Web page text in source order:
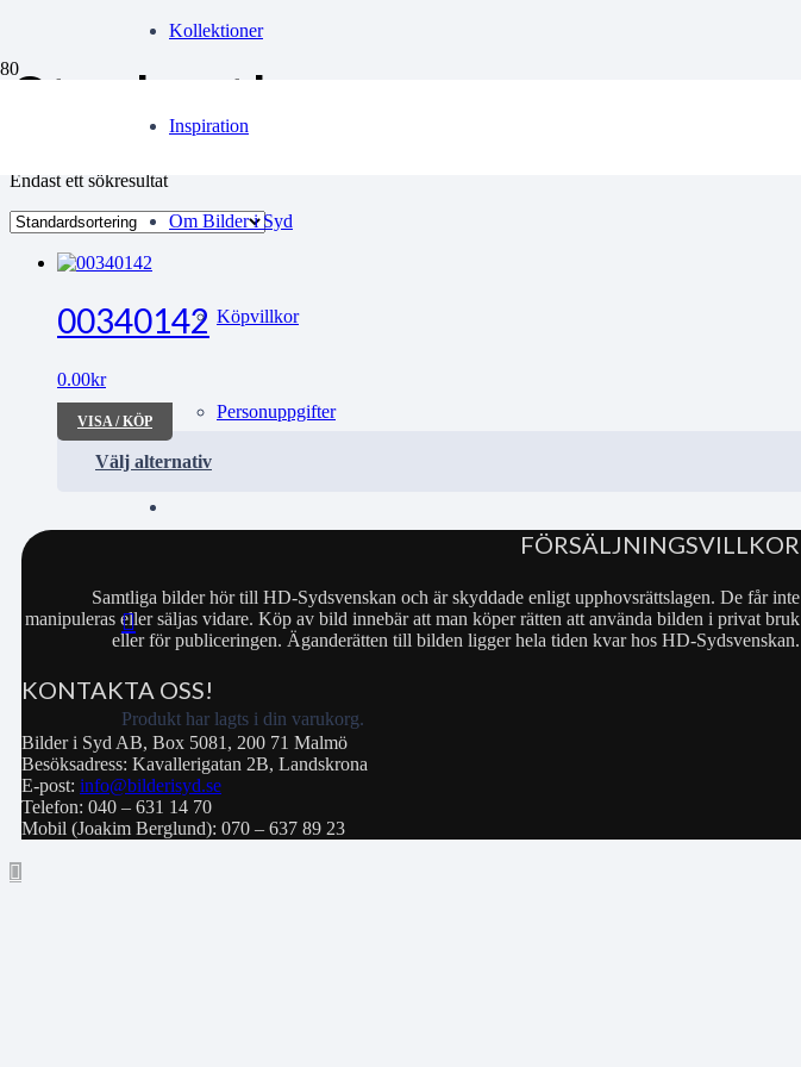
Kollektioner
Inspiration
Om Bilder i Syd
Köpvillkor
Personuppgifter
Produkt har lagts i din varukorg.
Studenthem
Endast ett sökresultat
00340142
0.00kr
VISA / KÖP
Välj alternativ
FÖRSÄLJNINGSVILLKOR
Samtliga bilder hör till HD-Sydsvenskan och är skyddade enligt upphovsrättslagen. De får inte
manipuleras eller säljas vidare. Köp av bild innebär att man köper rätten att använda bilden i privat bruk
eller för publiceringen. Äganderätten till bilden ligger hela tiden kvar hos HD-Sydsvenskan.
KONTAKTA OSS!
Bilder i Syd AB, Box 5081, 200 71 Malmö
Besöksadress: Kavallerigatan 2B, Landskrona
E-post: info@bilderisyd.se
Telefon: 040 – 631 14 70
Mobil (Joakim Berglund): 070 – 637 89 23